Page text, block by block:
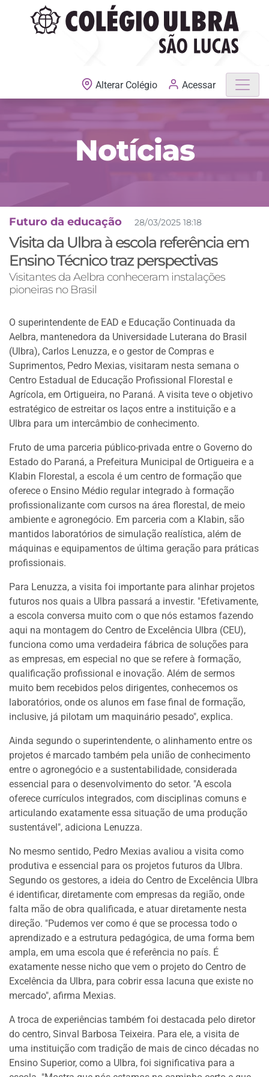
MATRÍCULAS ABERTAS
Alterar Colégio Acessar
Notícias
Futuro da educação 28/03/2025 18:18
Visita da Ulbra à escola referência em
Ensino Técnico traz perspectivas
Visitantes da Aelbra conheceram instalações
pioneiras no Brasil
O superintendente de EAD e Educação Continuada da
Aelbra, mantenedora da Universidade Luterana do Brasil
(Ulbra), Carlos Lenuzza, e o gestor de Compras e
Suprimentos, Pedro Mexias, visitaram nesta semana o
Centro Estadual de Educação Profissional Florestal e
Agrícola, em Ortigueira, no Paraná. A visita teve o objetivo
estratégico de estreitar os laços entre a instituição e a
Ulbra para um intercâmbio de conhecimento.
Fruto de uma parceria público-privada entre o Governo do
Estado do Paraná, a Prefeitura Municipal de Ortigueira e a
Klabin Florestal, a escola é um centro de formação que
oferece o Ensino Médio regular integrado à formação
profissionalizante com cursos na área florestal, de meio
ambiente e agronegócio. Em parceria com a Klabin, são
mantidos laboratórios de simulação realística, além de
máquinas e equipamentos de última geração para práticas
profissionais.
Para Lenuzza, a visita foi importante para alinhar projetos
futuros nos quais a Ulbra passará a investir. "Efetivamente,
a escola conversa muito com o que nós estamos fazendo
aqui na montagem do Centro de Excelência Ulbra (CEU),
funciona como uma verdadeira fábrica de soluções para
as empresas, em especial no que se refere à formação,
qualificação profissional e inovação. Além de sermos
muito bem recebidos pelos dirigentes, conhecemos os
laboratórios, onde os alunos em fase final de formação,
inclusive, já pilotam um maquinário pesado", explica.
Ainda segundo o superintendente, o alinhamento entre os
projetos é marcado também pela união de conhecimento
entre o agronegócio e a sustentabilidade, considerada
essencial para o desenvolvimento do setor. "A escola
oferece currículos integrados, com disciplinas comuns e
articulando exatamente essa situação de uma produção
sustentável", adiciona Lenuzza.
No mesmo sentido, Pedro Mexias avaliou a visita como
produtiva e essencial para os projetos futuros da Ulbra.
Segundo os gestores, a ideia do Centro de Excelência Ulbra
é identificar, diretamente com empresas da região, onde
falta mão de obra qualificada, e atuar diretamente nesta
direção. "Pudemos ver como é que se processa todo o
aprendizado e a estrutura pedagógica, de uma forma bem
ampla, em uma escola que é referência no país. É
exatamente nesse nicho que vem o projeto do Centro de
Excelência da Ulbra, para cobrir essa lacuna que existe no
mercado", afirma Mexias.
A troca de experiências também foi destacada pelo diretor
do centro, Sinval Barbosa Teixeira. Para ele, a visita de
uma instituição com tradição de mais de cinco décadas no
Ensino Superior, como a Ulbra, foi significativa para a